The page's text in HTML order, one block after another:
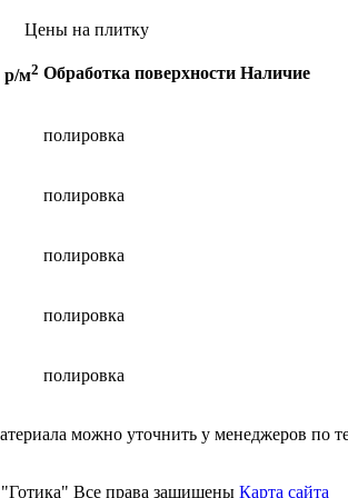
Цены на плитку
р/м2 Обработка поверхности Наличие
полировка
полировка
полировка
полировка
полировка
можно уточнить у менеджеров по
Все права защищены Карта сайта